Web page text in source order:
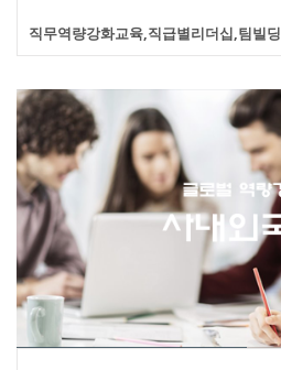
직무역량강화교육,직급별리더십,팀빌딩